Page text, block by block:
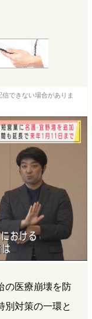
できない場合がありま
の医療崩壊を防
別対策の一環と